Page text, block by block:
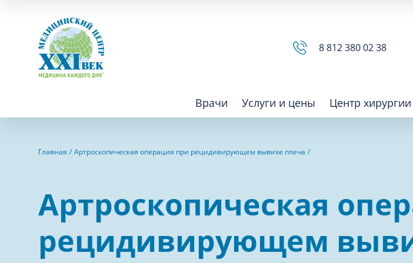
8 812 380 02 38
Врачи Услуги и цены
Аллергология
Анестезиология
Аритмология
Косметология
Лечебная физкультура после травм и
операций
Центр хирургии
Главная Артроскопическая операция при рецидивирующем вывихе плеча
Артроскопическая
рецидивирующем